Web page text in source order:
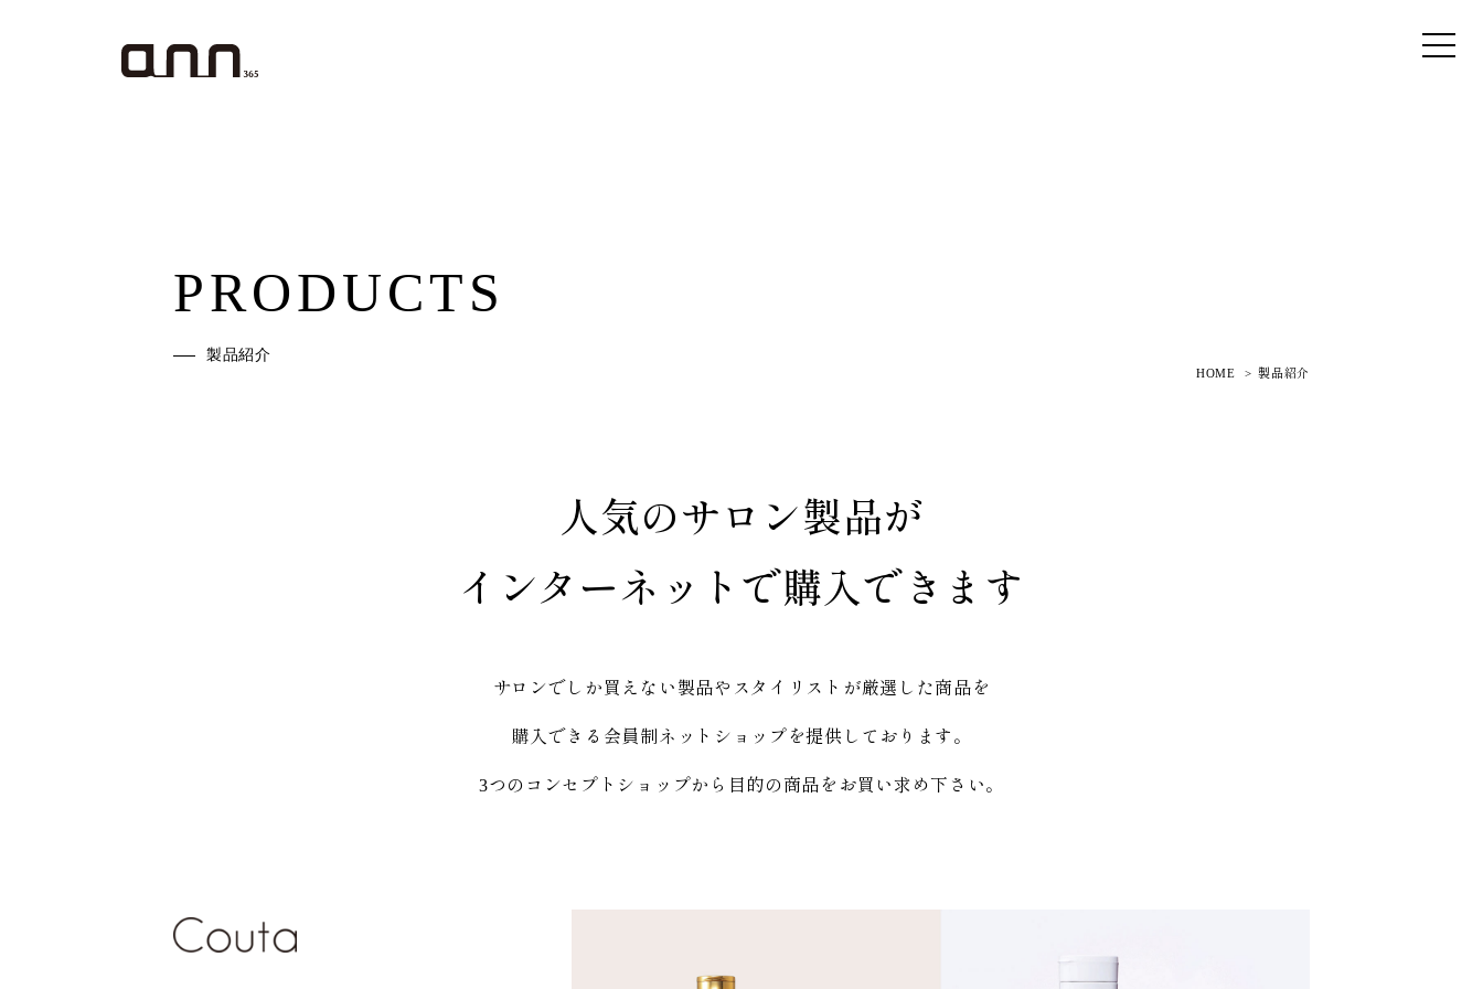
PRODUCTS
製品紹介
HOME 製品紹介
人気のサロン製品が
インターネットで購入できます
サロンでしか買えない製品やスタイリストが厳選した商品を
購入できる会員制ネットショップを提供しております。
3つのコンセプトショップから目的の商品をお買い求め下さい。